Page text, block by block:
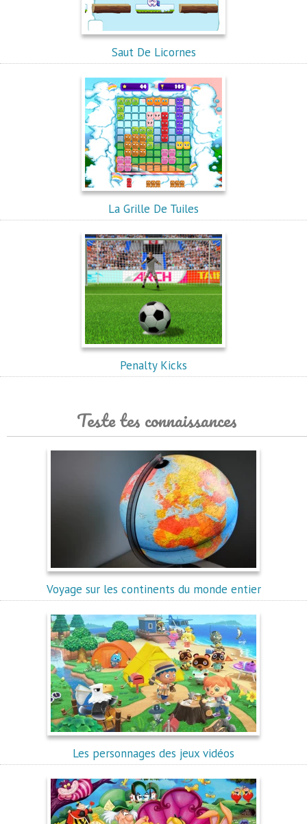
Saut De Licornes
La Grille De Tuiles
Penalty Kicks
Teste tes connaissances
Voyage sur les continents du monde entier
Les personnages des jeux vidéos